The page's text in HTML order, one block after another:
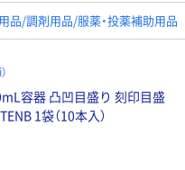
品/調剤用品/服薬・投薬補助用品
容器 凸凹目盛り 刻印目盛
1袋（10本入）